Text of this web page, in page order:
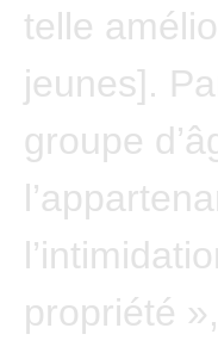
telle
jeunes].
groupe
propriété